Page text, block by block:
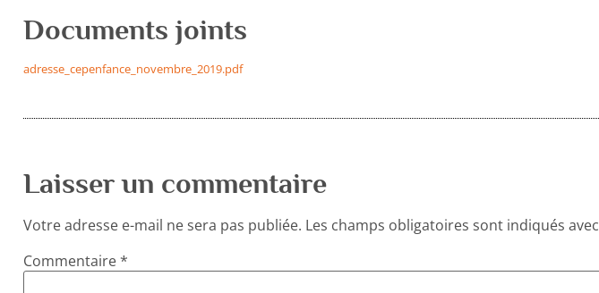
Documents joints
adresse_cepenfance_novembre_2019.pdf
Laisser un commentaire
Votre adresse e-mail ne sera pas publiée. Les champs obligatoires sont indiqués avec
Commentaire*